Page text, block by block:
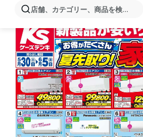
店舗、カテゴリー、商品を検索...